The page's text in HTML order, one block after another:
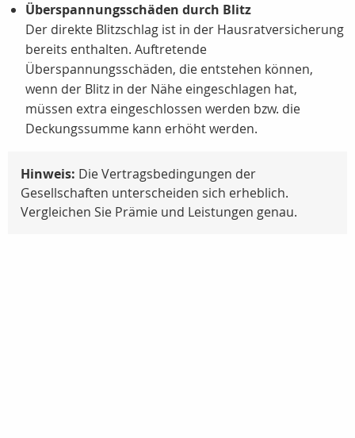
Überspannungsschäden durch Blitz
Der direkte Blitzschlag ist in der Hausratversicherung
bereits enthalten. Auftretende
Überspannungsschäden, die entstehen können,
wenn der Blitz in der Nähe eingeschlagen hat,
müssen extra eingeschlossen werden bzw. die
Deckungssumme kann erhöht werden.
Hinweis: Die Vertragsbedingungen der
Gesellschaften unterscheiden sich erheblich.
Vergleichen Sie Prämie und Leistungen genau.